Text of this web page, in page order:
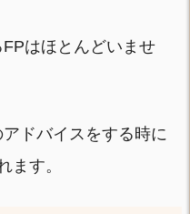
はほとんどいませ
ドバイスをする時に
ます。